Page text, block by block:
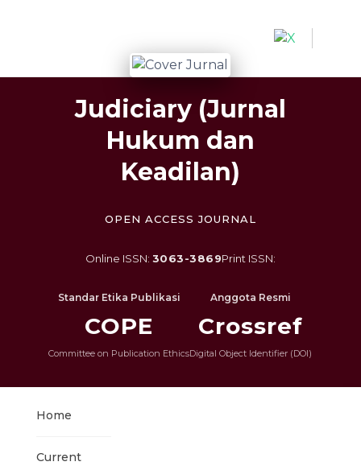
Judiciary (Jurnal
Hukum dan
Keadilan)
OPEN ACCESS JOURNAL
Online ISSN: 3063-3869Print ISSN:
Standar Etika Publikasi
COPE
Committee on Publication Ethics
Anggota Resmi
Crossref
Digital Object Identifier (DOI)
Home
Current